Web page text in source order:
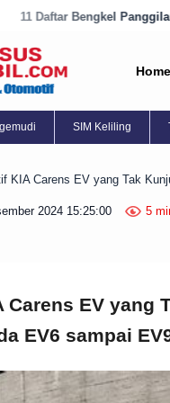
Terbaik di
Home
SIM Keliling
KIA Carens EV yang Tak
2024 15:25:00 5
Carens EV yang
EV6 sampai